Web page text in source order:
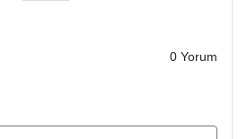
0 Yorum